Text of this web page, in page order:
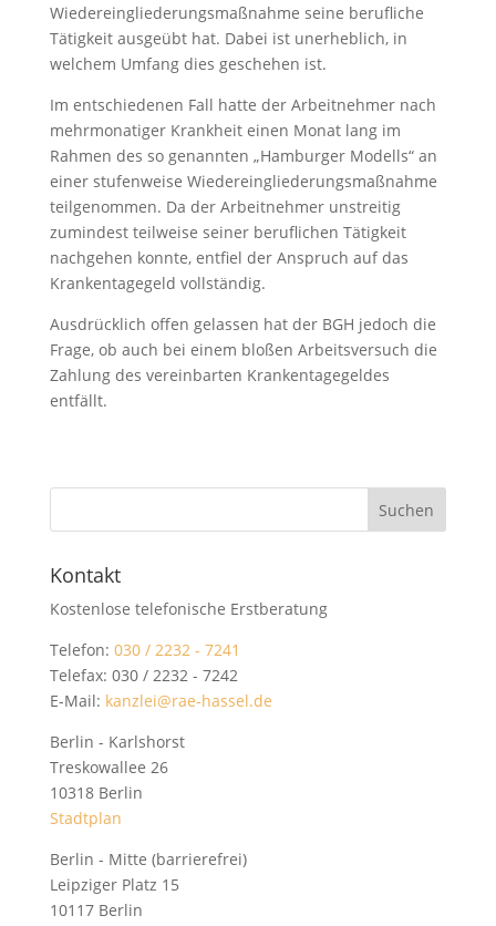
Wiedereingliederungsmaßnahme seine berufliche
Tätigkeit ausgeübt hat. Dabei ist unerheblich, in
welchem Umfang dies geschehen ist.
Im entschiedenen Fall hatte der Arbeitnehmer nach
mehrmonatiger Krankheit einen Monat lang im
Rahmen des so genannten „Hamburger Modells“ an
einer stufenweise Wiedereingliederungsmaßnahme
teilgenommen. Da der Arbeitnehmer unstreitig
zumindest teilweise seiner beruflichen Tätigkeit
nachgehen konnte, entfiel der Anspruch auf das
Krankentagegeld vollständig.
Ausdrücklich offen gelassen hat der BGH jedoch die
Frage, ob auch bei einem bloßen Arbeitsversuch die
Zahlung des vereinbarten Krankentagegeldes
entfällt.
Kontakt
Kostenlose telefonische Erstberatung
Telefon: 030 / 2232 - 7241
Telefax: 030 / 2232 - 7242
E-Mail: kanzlei@rae-hassel.de
Berlin - Karlshorst
Treskowallee 26
10318 Berlin
Stadtplan
Berlin - Mitte (barrierefrei)
Leipziger Platz 15
10117 Berlin